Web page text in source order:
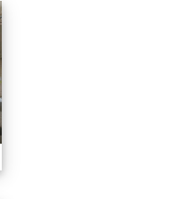
113學生音樂比賽